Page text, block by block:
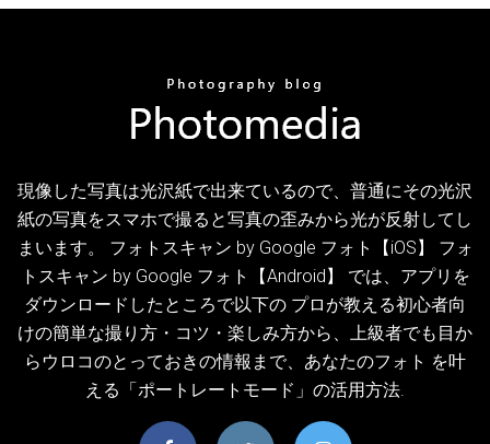
現像した写真は光沢紙で出来ているので、普通にその光沢
紙の写真をスマホで撮ると写真の歪みから光が反射してし
まいます。 フォトスキャン by Google フォト【iOS】 フォ
トスキャン by Google フォト【Android】 では、アプリを
ダウンロードしたところで以下の プロが教える初心者向
けの簡単な撮り方・コツ・楽しみ方から、上級者でも目か
らウロコのとっておきの情報まで、あなたのフォト を叶
える「ポートレートモード」の活用方法.